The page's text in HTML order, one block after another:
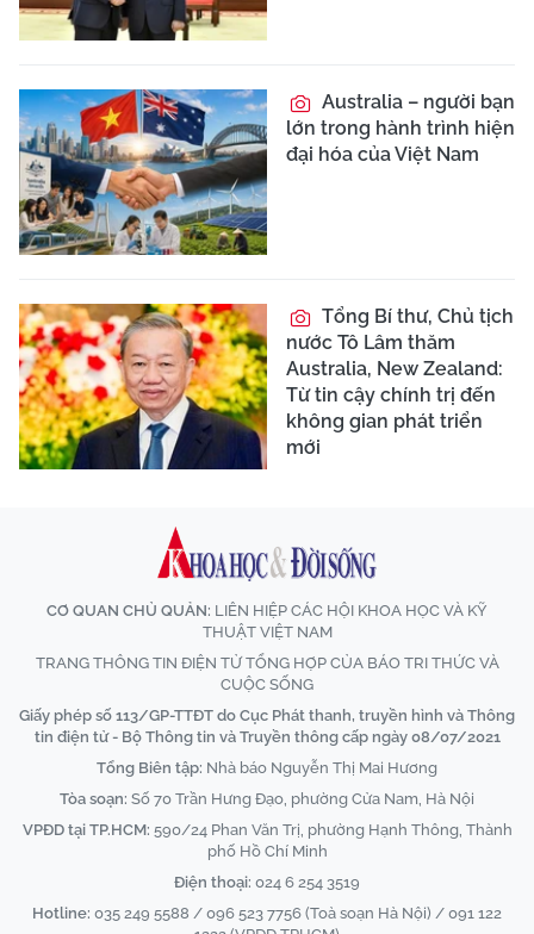
Australia – người bạn
lớn trong hành trình hiện
đại hóa của Việt Nam
Tổng Bí thư, Chủ tịch
nước Tô Lâm thăm
Australia, New Zealand:
Từ tin cậy chính trị đến
không gian phát triển
mới
CƠ QUAN CHỦ QUẢN: LIÊN HIỆP CÁC HỘI KHOA HỌC VÀ KỸ
THUẬT VIỆT NAM
TRANG THÔNG TIN ĐIỆN TỬ TỔNG HỢP CỦA BÁO TRI THỨC VÀ
CUỘC SỐNG
Giấy phép số 113/GP-TTĐT do Cục Phát thanh, truyền hình và Thông
tin điện tử - Bộ Thông tin và Truyền thông cấp ngày 08/07/2021
Tổng Biên tập: Nhà báo Nguyễn Thị Mai Hương
Tòa soạn: Số 70 Trần Hưng Đạo, phường Cửa Nam, Hà Nội
VPĐD tại TP.HCM: 590/24 Phan Văn Trị, phường Hạnh Thông, Thành
phố Hồ Chí Minh
Điện thoại: 024 6 254 3519
Hotline: 035 249 5588 / 096 523 7756 (Toà soạn Hà Nội) / 091 122